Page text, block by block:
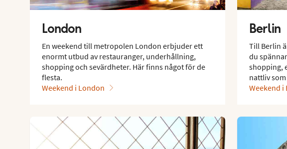
London
En weekend till metropolen London erbjuder ett
enormt utbud av restauranger, underhållning,
shopping och sevärdheter. Här finns något för de
flesta.
Weekend i London
Berlin
Till Berlin
du
shopping,
nattliv
Weekend i